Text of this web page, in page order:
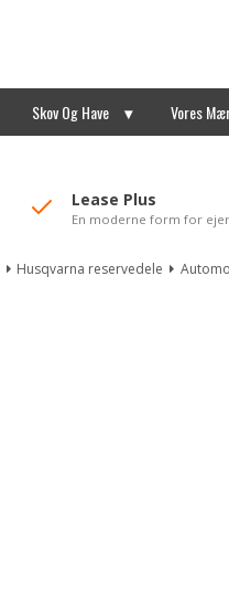
Skov Og Have Vores
Lease Plus
En moderne form for
Husqvarna reservedele